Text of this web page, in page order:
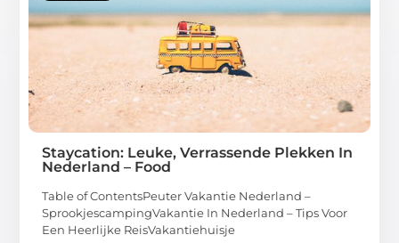
Staycation: Leuke, Verrassende Plekken In
Nederland – Food
Table of ContentsPeuter Vakantie Nederland –
SprookjescampingVakantie In Nederland – Tips Voor
Een Heerlijke ReisVakantiehuisje